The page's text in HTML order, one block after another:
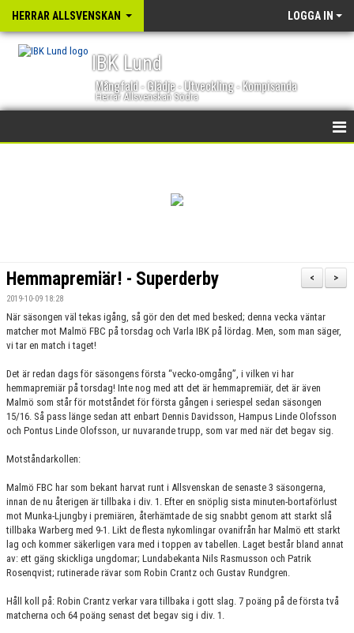
HERRAR ALLSVENSKAN LOGGA IN
IBK Lund
Mångfald - Glädje - Utveckling - Kompisanda
Herrar Allsvenskan Södra
GÄSTBOK
BILDGALLERI
MATCHER
HERRAR ALLSVENSKAN 25/26
SKÅNEMÄSTERSKAPEN 21/22
>
<
Hemmapremiär! - Superderby
2019-10-09 18:28
När säsongen väl tekas igång, så gör den det med besked; denna vecka väntar
matcher mot Malmö FBC på torsdag och Varla IBK på lördag. Men, som man säger,
vi tar en match i taget!
Det är redan dags för säsongens första “vecko-omgång”, i vilken vi har
hemmapremiär på torsdag! Inte nog med att det är hemmapremiär, det är även
Malmö som står för motståndet för första gången i seriespel sedan säsongen
15/16. Så pass länge sedan att enbart Dennis Davidsson, Hampus Linde Olofsson
och Pontus Linde Olofsson, ur nuvarande trupp, som var med när det begav sig.
Motståndarkollen:
Malmö FBC har som bekant harvat runt i Allsvenskan de senaste 3 säsongerna,
innan de nu återigen är tillbaka i div. 1. Efter en snöplig sista minuten-bortaförlust
mot Munka-Ljungby i premiären, återhämtade de sig snabbt genom att starkt slå
tillbaka Warberg med 9-1. Likt de flesta nykomlingar ovanifrån har Malmö ett starkt
lag och kommer säkerligen vara med i toppen av tabellen. Laget består bland annat
av: ett gäng skickliga ungdomar; Lundabekanta Nils Rasmusson och Patrik
Rosenqvist; rutinerade rävar som Robin Crantz och Gustav Rundgren.
Håll koll på: Robin Crantz verkar vara tillbaka i gott slag. 7 poäng på de första två
matcherna och 64 poäng senast det begav sig i div. 1.